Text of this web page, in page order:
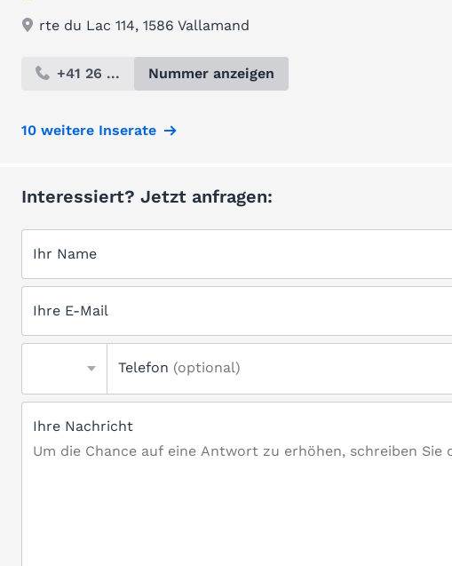
rte du Lac 114, 1586 Vallamand
+41 26 ... Nummer anzeigen
10 weitere Inserate
Interessiert? Jetzt anfragen:
Ihr Name
Ihre E-Mail
Telefon (optional)
Ihre Nachricht